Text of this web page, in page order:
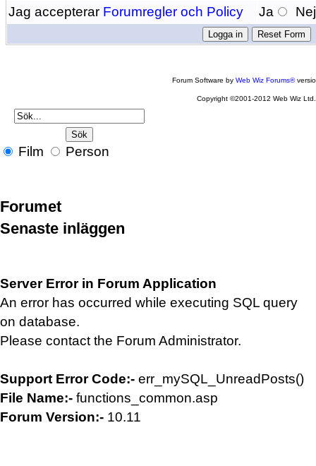
Jag accepterar Forumregler och Policy Ja Nej
Forum Software byWeb Wiz Forums®
Copyright ©2001-2012 Web Wiz Ltd.
Film Person
Forumet
Senaste inläggen
Server Error in Forum Application
An error has occurred while executing SQL query
on database.
Please contact the Forum Administrator.
Support Error Code:- err_mySQL_UnreadPosts()
File Name:- functions_common.asp
Forum Version:- 10.11